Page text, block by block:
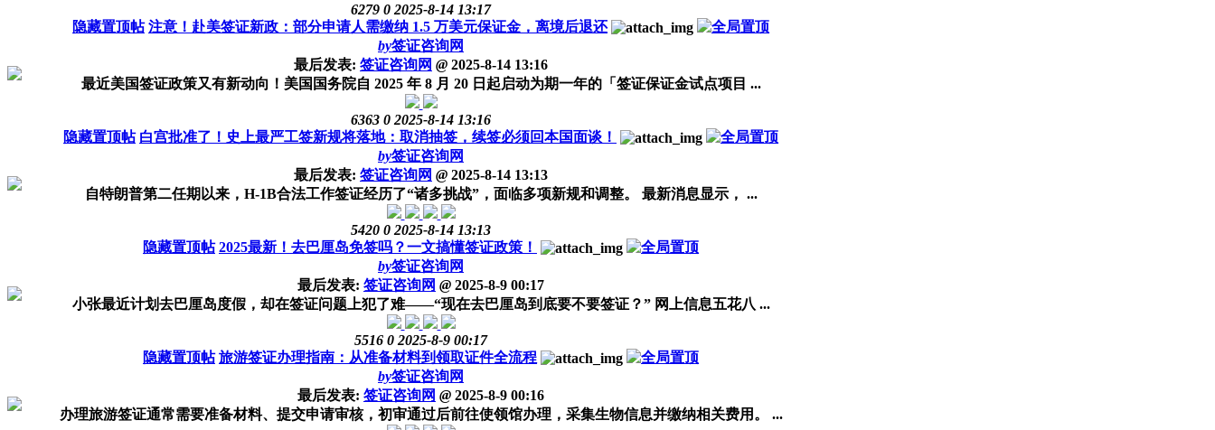
6279 0 2025-8-14 13:17
隐藏置顶帖 注意！赴美签证新政：部分申请人需缴纳 1.5 万美元保证金，离境后退还
by签证咨询网
最后发表: 签证咨询网 @ 2025-8-14 13:16
最近美国签证政策又有新动向！美国国务院自 2025 年 8 月 20 日起启动为期一年的「签证保证金试点项目 ...
6363 0 2025-8-14 13:16
隐藏置顶帖 白宫批准了！史上最严工签新规将落地：取消抽签，续签必须回本国面谈！
by签证咨询网
最后发表: 签证咨询网 @ 2025-8-14 13:13
自特朗普第二任期以来，H-1B合法工作签证经历了“诸多挑战”，面临多项新规和调整。 最新消息显示， ...
5420 0 2025-8-14 13:13
隐藏置顶帖 2025最新！去巴厘岛免签吗？一文搞懂签证政策！
by签证咨询网
最后发表: 签证咨询网 @ 2025-8-9 00:17
小张最近计划去巴厘岛度假，却在签证问题上犯了难——“现在去巴厘岛到底要不要签证？” 网上信息五花八 ...
5516 0 2025-8-9 00:17
隐藏置顶帖 旅游签证办理指南：从准备材料到领取证件全流程
by签证咨询网
最后发表: 签证咨询网 @ 2025-8-9 00:16
办理旅游签证通常需要准备材料、提交申请审核，初审通过后前往使领馆办理，采集生物信息并缴纳相关费用。 ...